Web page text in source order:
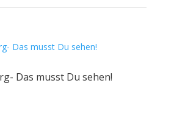
Das musst Du sehen!